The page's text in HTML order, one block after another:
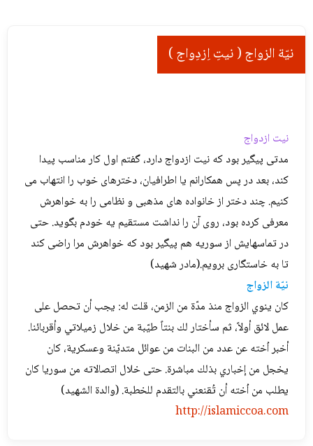
نيّة الزواج ( نیتِ اِزدِواج )
نیت ازدواج
مدتی پیگیر بود که نیت ازدواج دارد، گفتم اول کار مناسب پیدا
کند، بعد در پس همکارانم یا اطرافیان، دخترهای خوب را انتهاب می
کنیم. چند دختر از خانواده های مذهبی و نظامی را به خواهرش
معرفی کرده بود، روی آن را نداشت مستقیم یه خودم بگوید. حتی
در تماسهایش از سوریه هم پیگیر بود که خواهرش مرا راضی کند
تا به خاستگاری برویم.(مادر شهید)
نيّة الزواج
كان ينوي الزواج منذ مدّة من الزمن، قلت له: يجب أن تحصل على
عمل لائق أولاً، ثم سأختار لك بنتاً طيّبة من خلال زميلاتي وأقربائنا.
أخبر اُخته عن عدد من البنات من عوائل متديّنة وعسكرية، كان
يخجل من إخباري بذلك مباشرة. حتى خلال اتصالاته من سوريا كان
يطلب من اُخته أن تُقنعني بالتقدم للخطبة. (والدة الشهيد)
http://islamiccoa.com